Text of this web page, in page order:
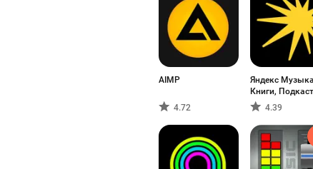
AIMP
4.72
Яндекс
Книги,
4.39